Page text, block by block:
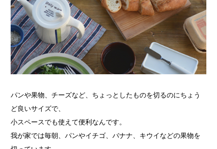
パンや果物、チーズなど、ちょっとしたものを切るのにちょう
ど良いサイズで、
小スペースでも使えて便利なんです。
我が家では毎朝、パンやイチゴ、バナナ、キウイなどの果物を